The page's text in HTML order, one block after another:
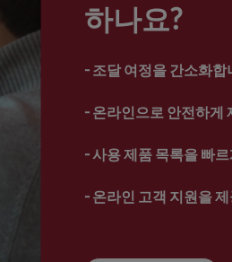
하나요?
- 조달 여정을 간소화합
- 온라인으로 안전하게
- 사용 제품 목록을 빠
- 온라인 고객 지원을